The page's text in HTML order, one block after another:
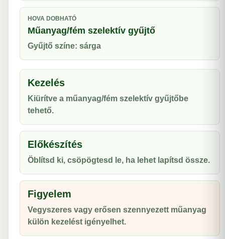
HOVA DOBHATÓ
Műanyag/fém szelektív gyűjtő
Gyűjtő színe: sárga
Kezelés
Kiürítve a műanyag/fém szelektív gyűjtőbe
tehető.
Előkészítés
Öblítsd ki, csöpögtesd le, ha lehet lapítsd össze.
Figyelem
Vegyszeres vagy erősen szennyezett műanyag
külön kezelést igényelhet.